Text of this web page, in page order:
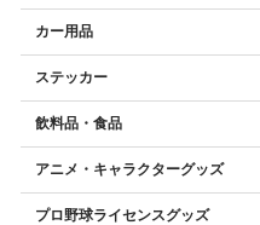
カー用品
ステッカー
飲料品・食品
アニメ・キャラクターグッズ
プロ野球ライセンスグッズ